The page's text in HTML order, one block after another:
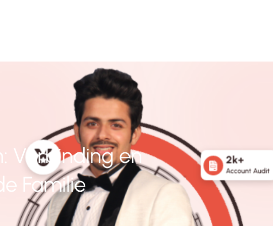
Verbinding en
Familie